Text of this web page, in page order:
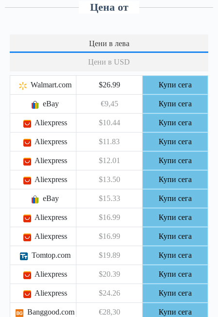
Цена от
Цени в лева
Цени в USD
Walmart.com $26.99 Купи сега
eBay €9,45 Купи сега
Aliexpress $10.44 Купи сега
Aliexpress $11.83 Купи сега
Aliexpress $12.01 Купи сега
Aliexpress $13.50 Купи сега
eBay $15.33 Купи сега
Aliexpress $16.99 Купи сега
Aliexpress $16.99 Купи сега
Tomtop.com $19.89 Купи сега
Aliexpress $20.39 Купи сега
Aliexpress $24.26 Купи сега
Banggood.com €28,30 Купи сега